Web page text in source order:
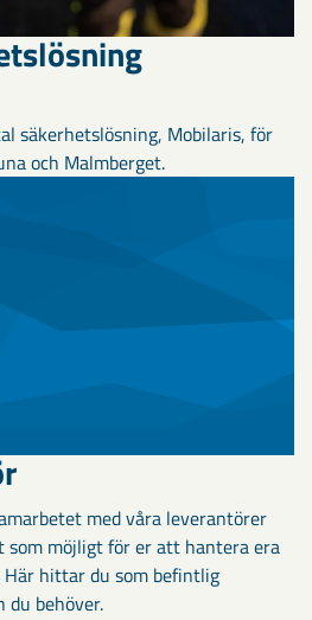
säkerhetslösning, Mobilaris, för
och Malmberget.
med våra leverantörer
som möjligt för er att hantera era
hittar du som befintlig
behöver.